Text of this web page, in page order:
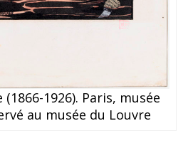
(1866-1926). Paris, musée
au musée du Louvre